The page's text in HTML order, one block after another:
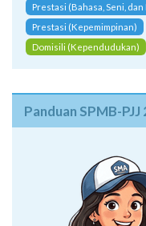
Prestasi (Bahasa, Seni,
Prestasi (Kepemimpinan)
Domisili (Kependudukan)
Panduan SPMB-PJJ